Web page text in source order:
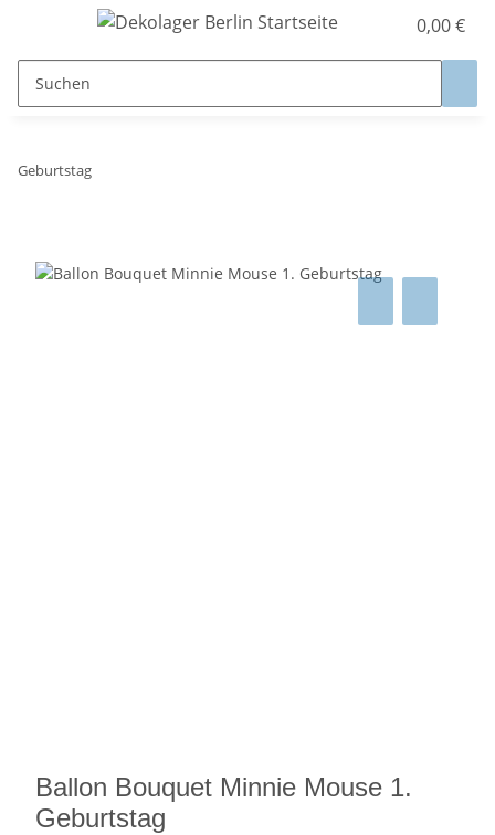
0,00 €
Geburtstag
Ballon Bouquet Minnie Mouse 1.
Geburtstag